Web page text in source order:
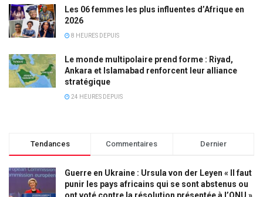
Les 06 femmes les plus influentes d’Afrique en
2026
8 HEURES DEPUIS
Le monde multipolaire prend forme : Riyad,
Ankara et Islamabad renforcent leur alliance
stratégique
24 HEURES DEPUIS
Tendances Commentaires Dernier
Guerre en Ukraine : Ursula von der Leyen « Il faut
punir les pays africains qui se sont abstenus ou